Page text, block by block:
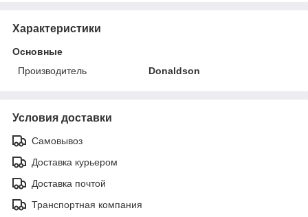
Характеристики
Основные
Производитель
Donaldson
Условия доставки
Самовывоз
Доставка курьером
Доставка почтой
Транспортная компания